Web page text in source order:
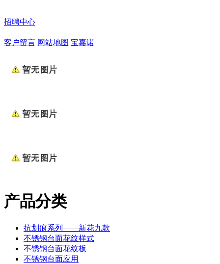
招聘中心
客户留言 网站地图 宝嘉诺
产品分类
抗划痕系列——新花九款
不锈钢台面花纹样式
不锈钢台面花纹板
不锈钢台面应用